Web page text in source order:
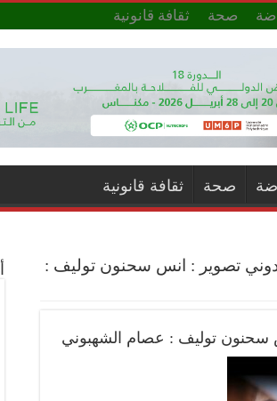
صحة ثقافة قانونية
صحة ثقافة قانونية
تصوير : انس سحنون توليف :
سحنون توليف : عصام الشهبوني